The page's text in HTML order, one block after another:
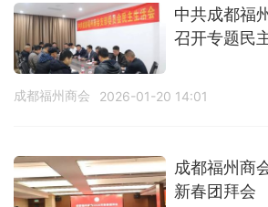
中共成都福
召开专题民
成都福州商会 2026-01-20 14:01
成都福州商
新春团拜会